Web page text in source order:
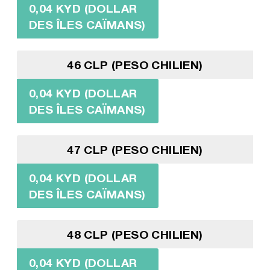
0,04 KYD (DOLLAR
DES ÎLES CAÏMANS)
46 CLP (PESO CHILIEN)
0,04 KYD (DOLLAR
DES ÎLES CAÏMANS)
47 CLP (PESO CHILIEN)
0,04 KYD (DOLLAR
DES ÎLES CAÏMANS)
48 CLP (PESO CHILIEN)
0,04 KYD (DOLLAR